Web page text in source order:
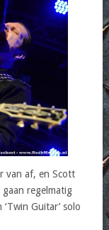
van af, en Scott
regelmatig
Guitar’ solo